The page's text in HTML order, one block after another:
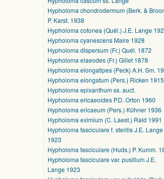
Hypholoma chondrodermum (Berk. &
P. Karst. 1938
Hypholoma cotonea (Quél.) J.E. Lange
Hypholoma cyanescens Maire 1928
Hypholoma dispersum (Fr.) Quél. 1872
Hypholoma elaeodes (Fr.) Gillet 1878
Hypholoma elongatipes (Peck) A.H. Sm.
Hypholoma elongatum (Pers.) Ricken 1915
Hypholoma epixanthum ss. auct.
Hypholoma ericaeoides P.D. Orton 1960
Hypholoma ericaeum (Pers.) Kühner 1936
Hypholoma eximium (C. Laest.) Rald 1991
Hypholoma fasciculare f. sterilis J.E. Lange
1923
Hypholoma fasciculare (Huds.) P. Kumm.
Hypholoma fasciculare var. pusillum J.E.
Lange 1923